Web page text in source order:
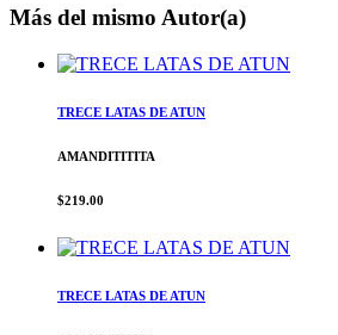
Más del mismo Autor(a)
TRECE LATAS DE ATUN
AMANDITITITA
$219.00
TRECE LATAS DE ATUN